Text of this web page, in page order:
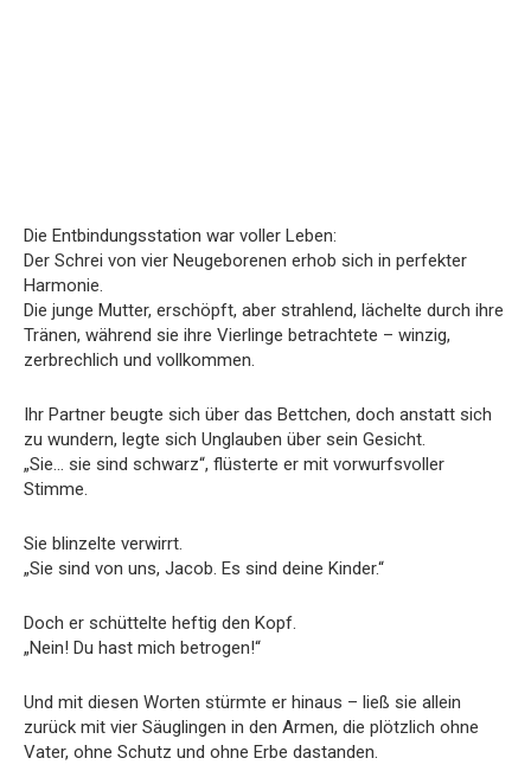
Die Entbindungsstation war voller Leben:
Der Schrei von vier Neugeborenen erhob sich in perfekter
Harmonie.
Die junge Mutter, erschöpft, aber strahlend, lächelte durch ihre
Tränen, während sie ihre Vierlinge betrachtete – winzig,
zerbrechlich und vollkommen.
Ihr Partner beugte sich über das Bettchen, doch anstatt sich
zu wundern, legte sich Unglauben über sein Gesicht.
„Sie… sie sind schwarz“, flüsterte er mit vorwurfsvoller
Stimme.
Sie blinzelte verwirrt.
„Sie sind von uns, Jacob. Es sind deine Kinder.“
Doch er schüttelte heftig den Kopf.
„Nein! Du hast mich betrogen!“
Und mit diesen Worten stürmte er hinaus – ließ sie allein
zurück mit vier Säuglingen in den Armen, die plötzlich ohne
Vater, ohne Schutz und ohne Erbe dastanden.